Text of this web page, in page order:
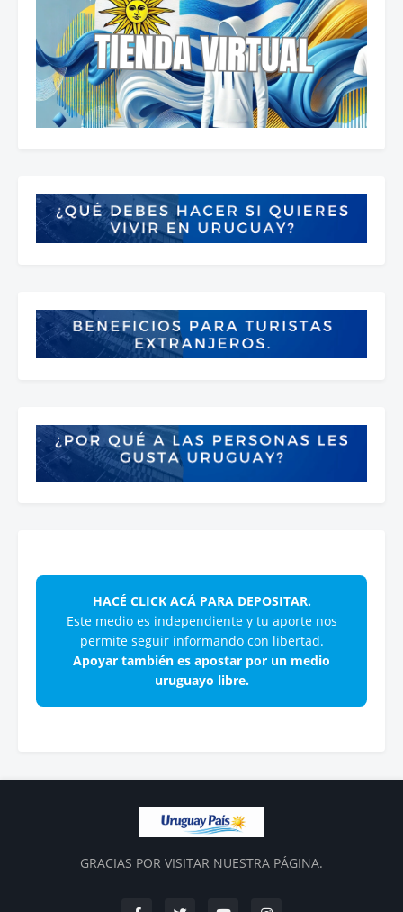
HACÉ CLICK ACÁ PARA DEPOSITAR.
Este medio es independiente y tu aporte nos
permite seguir informando con libertad.
Apoyar también es apostar por un medio
uruguayo libre.
GRACIAS POR VISITAR NUESTRA PÁGINA.